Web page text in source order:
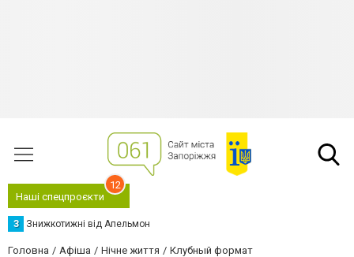
Наші спецпроєкти
12
З Знижкотижні від Апельмон
Головна Афіша Нічне життя Клубный формат